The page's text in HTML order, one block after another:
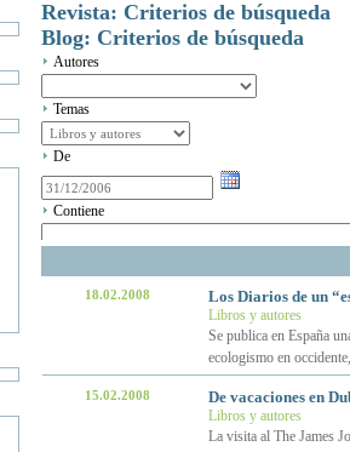
Revista: Criterios de búsqueda
Blog: Criterios de búsqueda
Autores
Temas
De
Contiene
18.02.2008 Los Diarios de un
Libros y autores
Se publica en España
ecologismo en
15.02.2008 De vacaciones en
Libros y autores
La visita al The James